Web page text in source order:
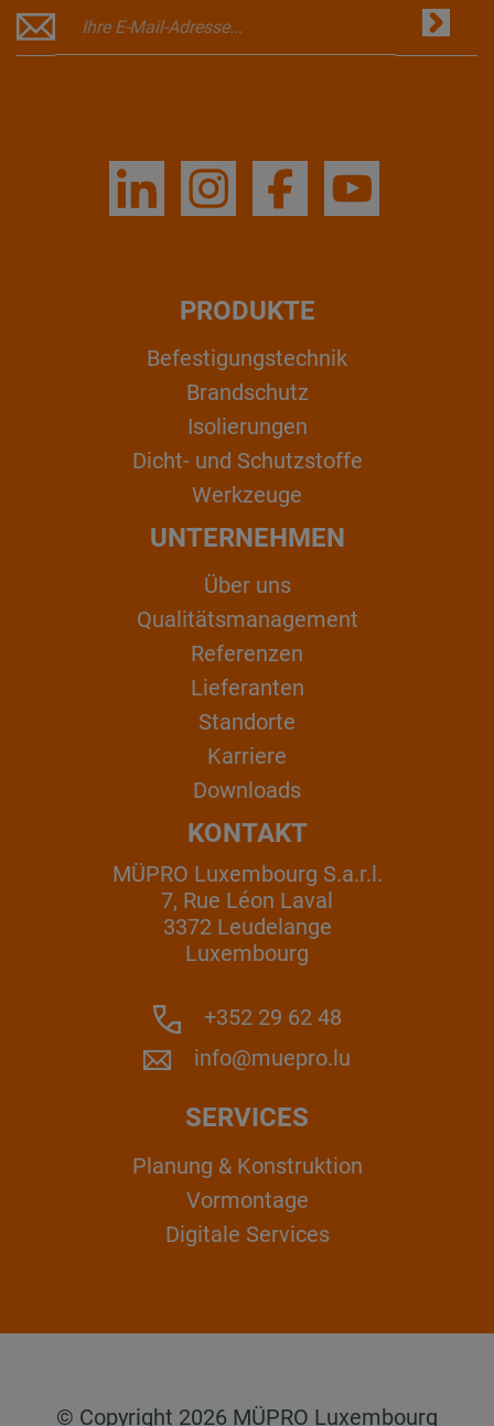
PRODUKTE
Befestigungstechnik
Brandschutz
Isolierungen
Dicht- und Schutzstoffe
Werkzeuge
UNTERNEHMEN
Über uns
Qualitätsmanagement
Referenzen
Lieferanten
Standorte
Karriere
Downloads
KONTAKT
MÜPRO Luxembourg S.a.r.l.
7, Rue Léon Laval
3372 Leudelange
Luxembourg
+352 29 62 48
info@muepro.lu
SERVICES
Planung & Konstruktion
Vormontage
Digitale Services
© Copyright 2026 MÜPRO Luxembourg